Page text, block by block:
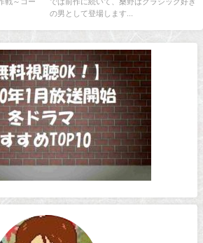
の男として登場します...